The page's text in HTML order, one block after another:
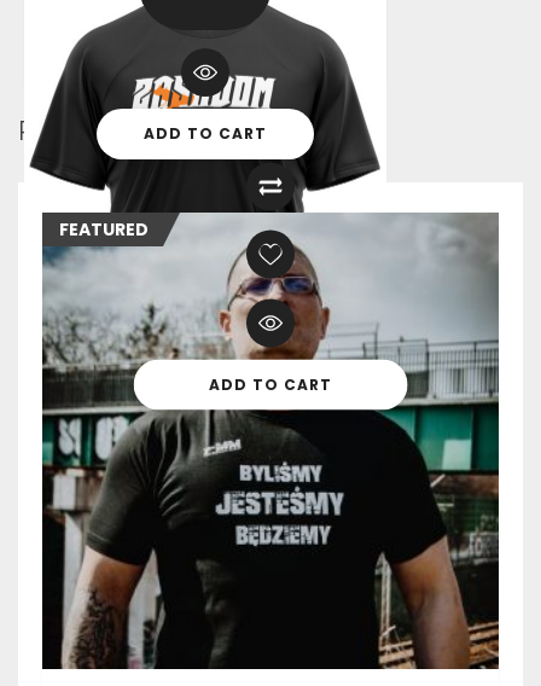
ADD TO CART
119,00zł
Related Products
FEATURED
ADD TO CART